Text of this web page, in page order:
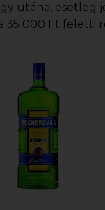
utána,
35 000 Ft feletti